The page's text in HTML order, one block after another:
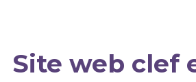
Site web clef